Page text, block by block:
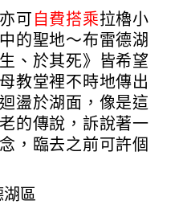
可 自費搭乘拉櫓小
的聖地～布雷德湖
、於其死》皆希望
教堂裡不時地傳出
盪於湖面，像是這
的傳說，訴說著一
，臨去之前可許個
區